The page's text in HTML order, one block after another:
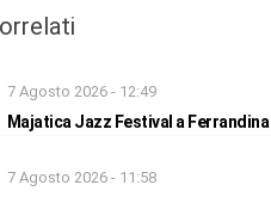
7 Agosto 2026 - 12:49
Majatica Jazz Festival a Ferrandina
7 Agosto 2026 - 11:58